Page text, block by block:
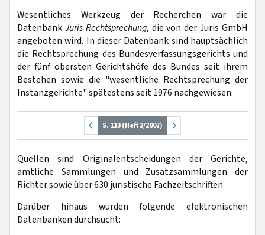
Wesentliches Werkzeug der Recherchen war die
Datenbank Juris Rechtsprechung, die von der Juris GmbH
angeboten wird. In dieser Datenbank sind hauptsächlich
die Rechtsprechung des Bundesverfassungsgerichts und
der fünf obersten Gerichtshöfe des Bundes seit ihrem
Bestehen sowie die "wesentliche Rechtsprechung der
Instanzgerichte" spätestens seit 1976 nachgewiesen.
S. 113 (Heft 3/2007)
Quellen sind Originalentscheidungen der Gerichte,
amtliche Sammlungen und Zusatzsammlungen der
Richter sowie über 630 juristische Fachzeitschriften.
Darüber hinaus wurden folgende elektronischen
Datenbanken durchsucht: